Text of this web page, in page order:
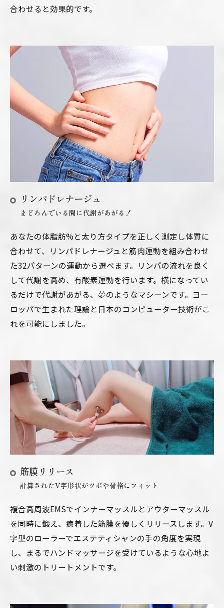
合わせると効果的です。
リンパドレナージュ
まどろんでいる間に代謝があがる！
あなたの体脂肪%と太り方タイプを正しく測定し体質に
合わせて、リンパドレナージュと筋肉運動を組み合わせ
た32パターンの運動から選べます。リンパの流れを良く
して代謝を高め、有酸素運動を行います。横になってい
るだけで代謝があがる、夢のようなマシーンです。ヨー
ロッパで生まれた理論と日本のコンピューター技術がこ
れを可能にしました。
筋膜リリース
計算されたV字形状がツボや骨格にフィット
複合高周波EMSでインナーマッスルとアウターマッスル
を同時に鍛え、癒着した筋膜を優しくリリースします。V
字型のローラーでエステティシャンの手の角度を実現
し、まるでハンドマッサージを受けているような心地よ
い刺激のトリートメントです。